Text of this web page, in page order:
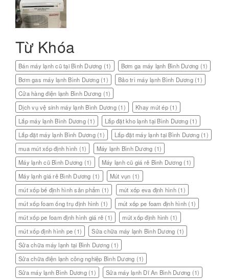
Từ Khóa
Bán máy lạnh cũ tại Bình Dương (1) Bơm ga máy lạnh Bình Dương (1)
Bơm gas máy lạnh Bình Dương(1) Bảo trì máy lạnh Bình Dương(1)
Cửa hàng điện lạnh Bình Dương (1)
Dịch vụ vệ sinh máy lạnh Bình Dương(1) Khay mút ép(1)
Lắp máy lạnh Bình Dương(1) Lắp đặt kho lạnh tại Bình Dương(1)
Lắp đặt máy lạnh Bình Dương(1) Lắp đặt máy lạnh tại Bình Dương(1)
mua mút xốp định hình (1) Máy lạnh Bình Dương (1)
Máy lạnh cũ Bình Dương (1) Máy lạnh cũ giá rẻ Bình Dương (1)
Máy lạnh giá rẻ Bình Dương (1) Mút vụn (1)
mút xốp bế định hình sản phẩm (1) mút xốp eva định hình(1)
mút xốp foam ống trụ định hình (1) mút xốp pe foam định hình (1)
mút xốp pe foam định hình giá rẻ (1) mút xốp định hình (1)
mút xốp định hình pe (1) Sửa chữa máy lạnh Bình Dương (1)
Sửa chữa máy lạnh tại Bình Dương (1)
Sửa chữa điện lạnh công nghiệp Bình Dương (1)
Sửa máy lạnh Bình Dương(1) Sửa máy lạnh Dĩ An Bình Dương (1)